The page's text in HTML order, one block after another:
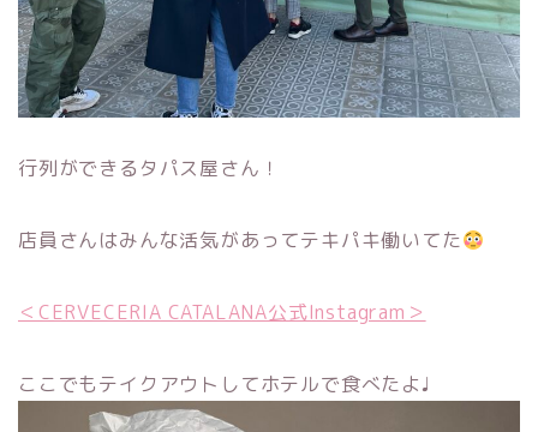
行列ができるタパス屋さん！
店員さんはみんな活気があってテキパキ働いてた
＜CERVECERIA CATALANA公式Instagram＞
ここでもテイクアウトしてホテルで食べたよ♩